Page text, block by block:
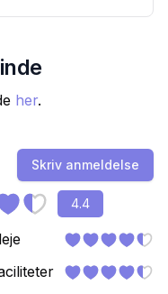
her.
Skriv anmeldelse
4.4